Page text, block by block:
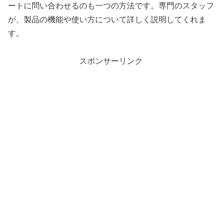
ートに問い合わせるのも一つの方法です。専門のスタッフ
が、製品の機能や使い方について詳しく説明してくれま
す。
スポンサーリンク